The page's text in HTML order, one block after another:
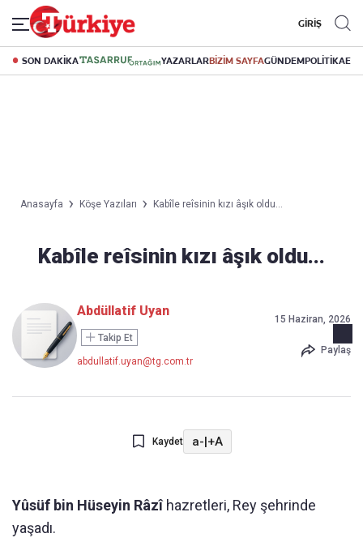
GİRİŞ
SON DAKİKA YAZARLARBİZİM SAYFAGÜNDEMPOLİTİKA
Anasayfa Köşe Yazıları Kabîle reîsinin kızı​ âşık oldu...
Kabîle reîsinin kızı​ âşık oldu...
Abdüllatif Uyan
Takip Et
abdullatif.uyan@tg.com.tr
15 Haziran, 2026
Paylaş
Kaydet a-|+A
Yûsüf bin Hüseyin Râzîhazretleri, Rey şehrinde
yaşadı.